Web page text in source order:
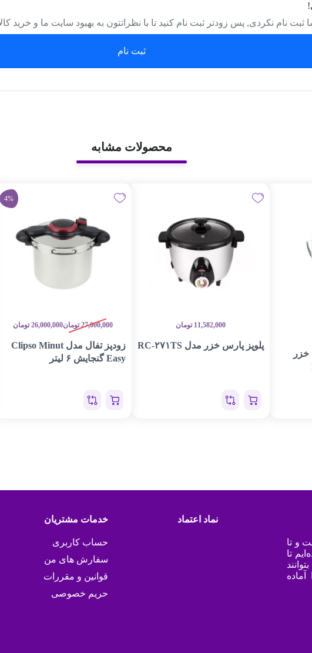
ثبت نام نکردی, پس زودتر ثبت نام کنید تا با نظراتتون به بهبود سایت ما و خرید
ثبت نام
محصولات مشابه
11,582,000 تومان
پلوپز پارس خزر مدل RC-۲۷۱TS
4%
27,000,000 تومان26,000,000 تومان
زودپز تفال مدل Clipso Minut
Easy گنجایش ۶ لیتر
گرفت است و تا
تا
نماد اعتماد خدمات مشتریان
حساب کاربری
سفارش های من
قوانین و مقررات
حریم خصوصی